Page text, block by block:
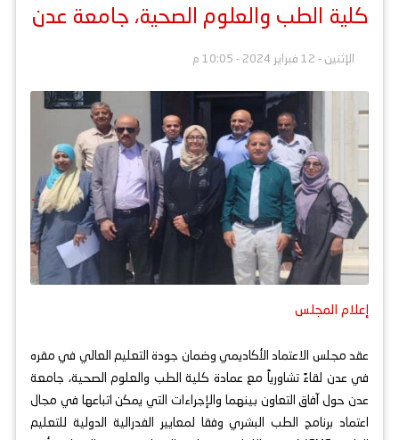
كلية الطب والعلوم الصحية، جامعة عدن
الإثنين - 12 فبراير 2024 - 10:05 م
إعلام المجلس
عقد مجلس الاعتماد الأكاديمي وضمان جودة التعليم العالي في مقره
في عدن لقاءً تشاورياً مع عمادة كلية الطب والعلوم الصحية، جامعة
عدن حول آفاق التعاون بينهما والإجراءات التي يمكن اتباعها في مجال
اعتماد برنامج الطب البشري وفقا لمعايير الفدرالية الدولية للتعليم